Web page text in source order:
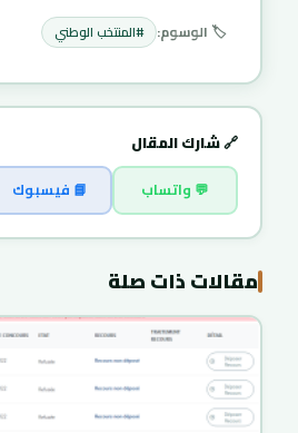
🏷️ الوسوم: #المنتخب الوطني
🔗 شارك المقال
💬 واتساب 📘 فيسبوك
مقالات ذات صلة